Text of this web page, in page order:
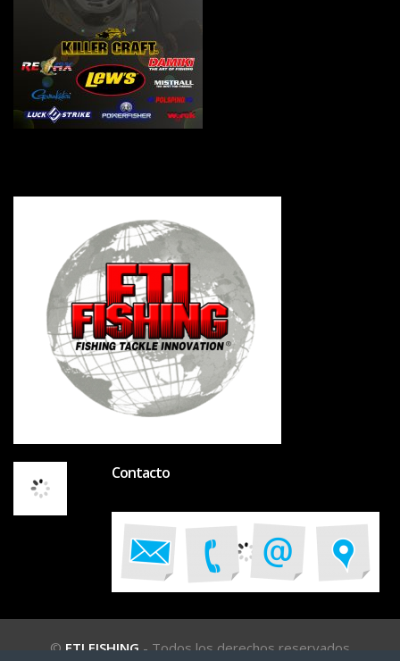
Contacto
© FTI FISHING - Todos los derechos reservados